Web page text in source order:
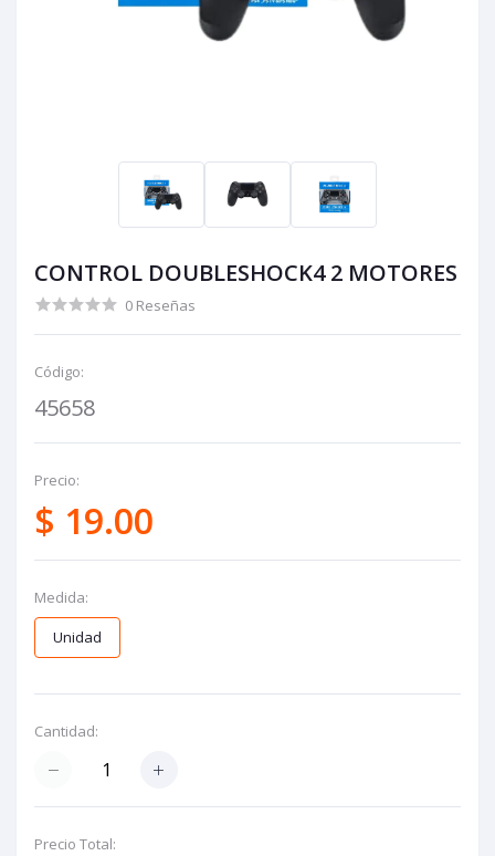
CONTROL DOUBLESHOCK4 2 MOTORES
0 Reseñas
Código:
45658
Precio:
$ 19.00
Medida:
Unidad
Cantidad:
Precio Total: